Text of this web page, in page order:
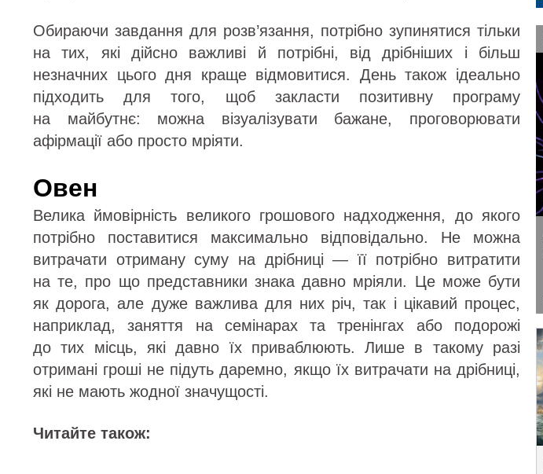
Обираючи завдання для розв’язання, потрібно зупинятися тільки
на тих, які дійсно важливі й потрібні, від дрібніших і більш
незначних цього дня краще відмовитися. День також ідеально
підходить для того, щоб закласти позитивну програму
на майбутнє: можна візуалізувати бажане, проговорювати
афірмації або просто мріяти.
Овен
Велика ймовірність великого грошового надходження, до якого
потрібно поставитися максимально відповідально. Не можна
витрачати отриману суму на дрібниці — її потрібно витратити
на те, про що представники знака давно мріяли. Це може бути
як дорога, але дуже важлива для них річ, так і цікавий процес,
наприклад, заняття на семінарах та тренінгах або подорожі
до тих місць, які давно їх приваблюють. Лише в такому разі
отримані гроші не підуть даремно, якщо їх витрачати на дрібниці,
які не мають жодної значущості.
Читайте також: